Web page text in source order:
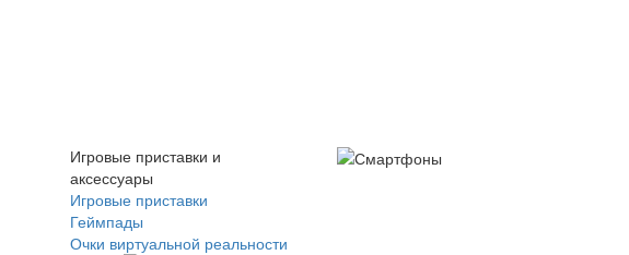
Игровые приставки и
аксессуары
Игровые приставки
Геймпады
Очки виртуальной реальности